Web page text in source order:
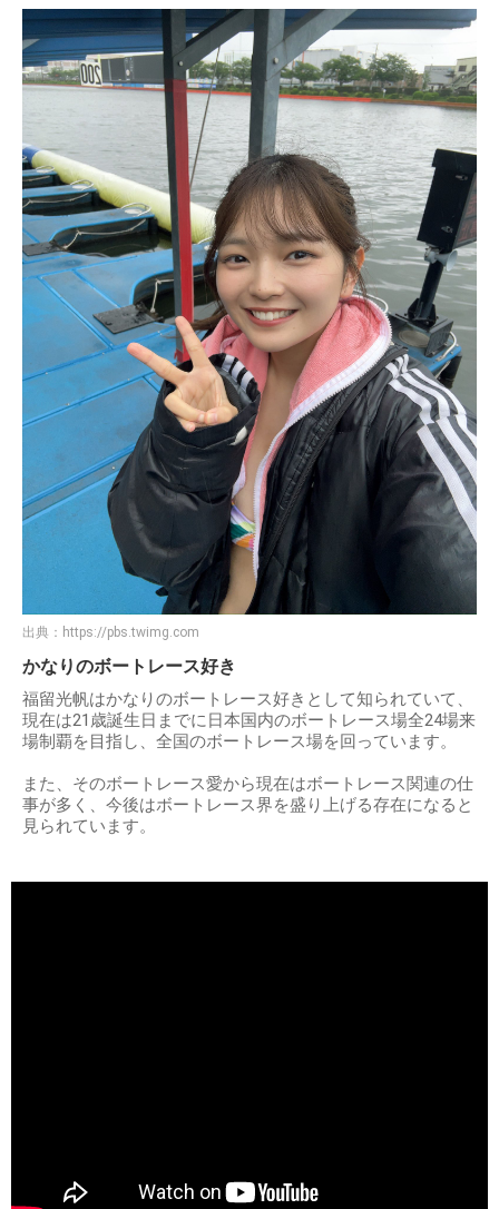
出典： https://pbs.twimg.com
かなりのボートレース好き
福留光帆はかなりのボートレース好きとして知られていて、
現在は21歳誕生日までに日本国内のボートレース場全24場来
場制覇を目指し、全国のボートレース場を回っています。
また、そのボートレース愛から現在はボートレース関連の仕
事が多く、今後はボートレース界を盛り上げる存在になると
見られています。